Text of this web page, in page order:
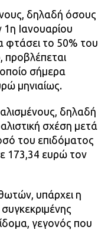
δηλαδή όσους
1η Ιανουαρίου
φτάσει το 50% του
σήμερα
μηνιαίως.
δηλαδή
σχέση μετά
του επιδόματος
173,34 ευρώ τον
υπάρχει η
γεγονός που